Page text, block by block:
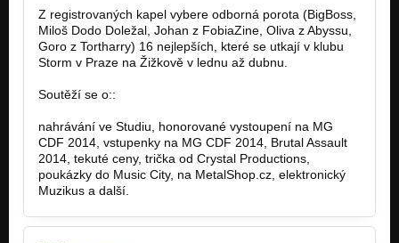
Z registrovaných kapel vybere odborná porota (BigBoss,
Miloš Dodo Doležal, Johan z FobiaZine, Oliva z Abyssu,
Goro z Tortharry) 16 nejlepších, které se utkají v klubu
Storm v Praze na Žižkově v lednu až dubnu.
Soutěží se o::
nahrávání ve Studiu, honorované vystoupení na MG
CDF 2014, vstupenky na MG CDF 2014, Brutal Assault
2014, tekuté ceny, trička od Crystal Productions,
poukázky do Music City, na MetalShop.cz, elektronický
Muzikus a další.